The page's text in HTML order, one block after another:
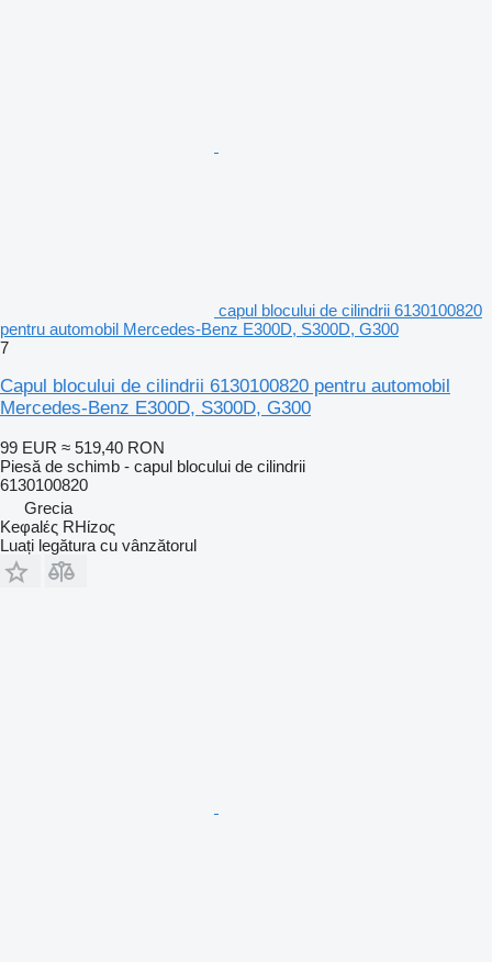
capul blocului de cilindrii 6130100820
pentru automobil Mercedes-Benz E300D, S300D, G300
7
Capul blocului de cilindrii 6130100820 pentru automobil
Mercedes-Benz E300D, S300D, G300
99 EUR ≈ 519,40 RON
Piesă de schimb - capul blocului de cilindrii
6130100820
Grecia
Keφalές RHίzoς
Luați legătura cu vânzătorul